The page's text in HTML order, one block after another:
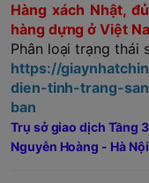
Hàng xách Nhật,
hàng dựng ở Việt
Phân loại trạng thái
https://
dien-tinh-trang-
ban
Trụ sở giao dịch Tầng
Nguyễn Hoàng - Hà